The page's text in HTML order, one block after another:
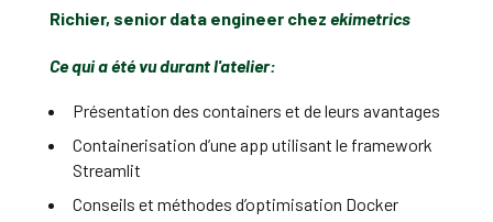
Richier, senior data engineer chez ekimetrics
Ce qui a été vu durant l'atelier:
Présentation des containers et de leurs avantages
Containerisation d’une app utilisant le framework
Streamlit
Conseils et méthodes d’optimisation Docker